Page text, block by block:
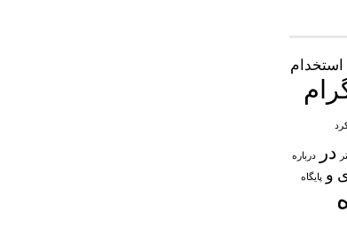
استخدام
در درباره
و پایگاه